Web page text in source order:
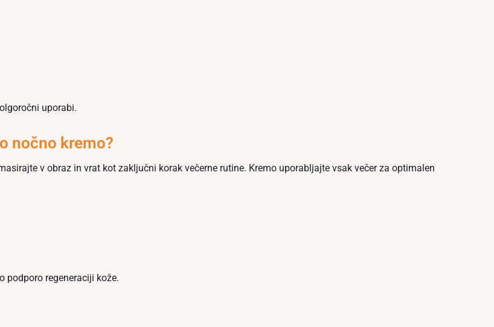
uporabi.
nočno kremo?
v obraz in vrat kot zaključni korak večerne rutine. Kremo uporabljajte vsak večer za optimalen
podporo regeneraciji kože.